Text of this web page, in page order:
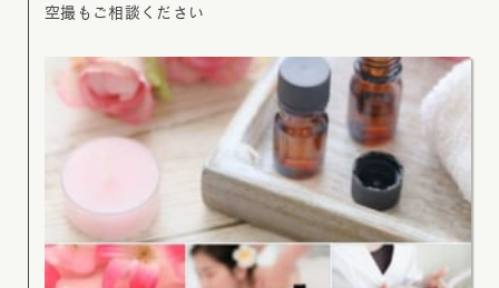
空撮もご相談ください